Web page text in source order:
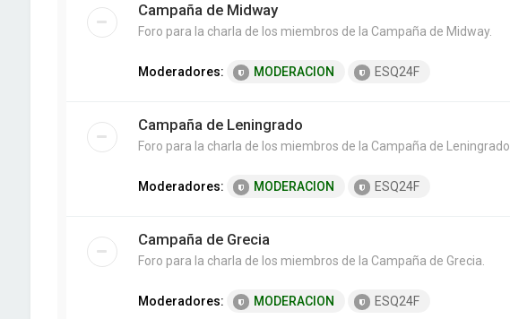
Campaña de Midway
Foro para la charla de los miembros de la Campaña de Midway.
Moderadores: MODERACION ESQ24F
Campaña de Leningrado
Foro para la charla de los miembros de la Campaña de Leningrado.
Moderadores: MODERACION ESQ24F
Campaña de Grecia
Foro para la charla de los miembros de la Campaña de Grecia.
Moderadores: MODERACION ESQ24F